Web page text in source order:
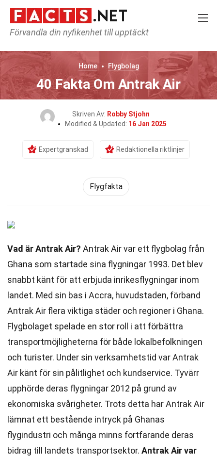
Förvandla din nyfikenhet till upptäckt
Home Flygbolag
40 Fakta Om Antrak Air
Skriven Av: Robby Stjohn
Modified & Updated: 16 Jan 2025
Expertgranskad Redaktionella riktlinjer
Flygfakta
Vad är Antrak Air? Antrak Air var ett flygbolag från
Ghana som startade sina flygningar 1993. Det blev
snabbt känt för att erbjuda inrikesflygningar inom
landet. Med sin bas i Accra, huvudstaden, förband
Antrak Air flera viktiga städer och regioner i Ghana.
Flygbolaget spelade en stor roll i att förbättra
transportmöjligheterna för både lokalbefolkningen
och turister. Under sin verksamhetstid var Antrak
Air känt för sin pålitlighet och kundservice. Tyvärr
upphörde deras flygningar 2012 på grund av
ekonomiska svårigheter. Trots detta har Antrak Air
lämnat ett bestående intryck på Ghanas
flygindustri och många minns fortfarande deras
bidrag till landets transportsektor. Antrak Air var